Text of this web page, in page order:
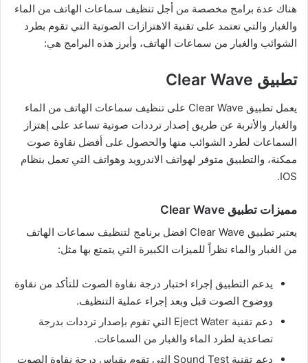
هناك عدة برامج مخصصة من أجل تنظيف سماعات الهاتف من الماء
والغبار والتي تعتمد على تقنية الاهتزازات الصوتية التي تقوم بطرد
الشوائب والغبار من سماعات الهاتف، وأبرز هذه البرامج هي:
تطبيق Clear Wave
يعمل تطبيق Clear Wave على تنظيف سماعات الهاتف من الماء
والغبار والأتربة عن طريق إصدار ترددات صوتية تساعد على إهتزاز
السماعات لطرد الشوائب منها والحصول على أفضل نقاوة صوت
ممكنة، والتطبيق متوفر لهواتف الاندرويد وهواتف التي تعمل بنظام
IOS.
مميزات تطبيق Clear Wave
يعتبر تطبيق Clear Wave افضل برنامج لتنظيف سماعات الهاتف
من الغبار والماء نظراً للميزات الكبيرة التي يتمتع بها مثل:
يدعم التطبيق إجراء اختبار درجة نقاوة الصوت للتأكد من نقاوة
ووضوح الصوت قبل وبعد إجراء عملية التنظيف.
دعم تقنية Eject Water التي تقوم بإصدار ترددات بدرجة
تصاعدية لطرد الماء والغبار من السماعات.
دعم تقنية Sound Test التي تقوم بقياس درجة نقاوة الصوت